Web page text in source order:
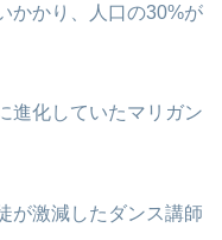
かかり、人口の30%が
進化していたマリガン
が激減したダンス講師